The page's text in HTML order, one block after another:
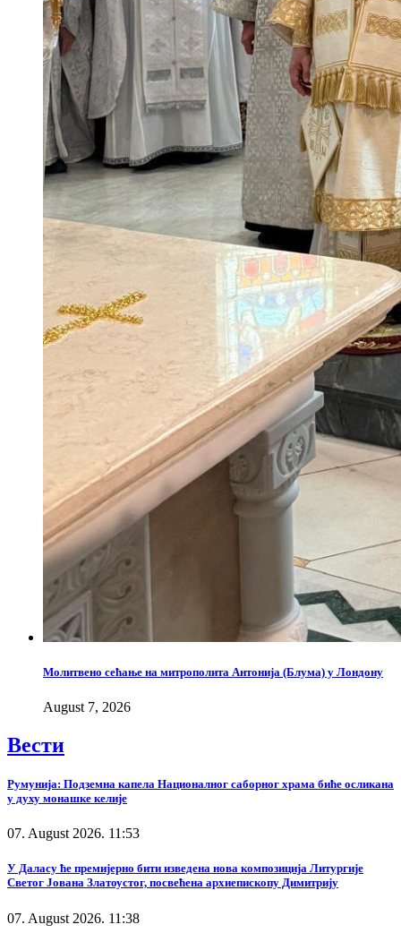
Молитвено сећање на митрополита Антонија (Блума) у Лондону
August 7, 2026
Вести
Румунија: Подземна капела Националног саборног храма биће осликана
у духу монашке келије
07. August 2026. 11:53
У Даласу ће премијерно бити изведена нова композиција Литургије
Светог Јована Златоустог, посвећена архиепископу Димитрију
07. August 2026. 11:38